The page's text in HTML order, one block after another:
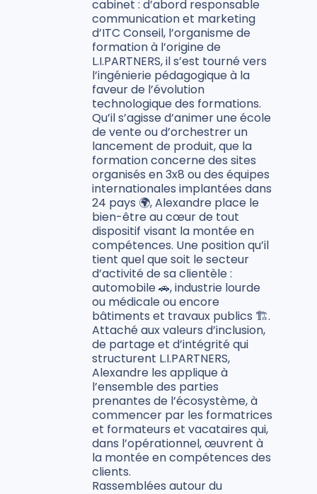
cabinet : d’abord responsable
communication et marketing
d’ITC Conseil, l’organisme de
formation à l’origine de
L.I.PARTNERS, il s’est tourné vers
l’ingénierie pédagogique à la
faveur de l’évolution
technologique des formations.
Qu’il s’agisse d’animer une école
de vente ou d’orchestrer un
lancement de produit, que la
formation concerne des sites
organisés en 3x8 ou des équipes
internationales implantées dans
24 pays 🌍, Alexandre place le
bien-être au cœur de tout
dispositif visant la montée en
compétences. Une position qu’il
tient quel que soit le secteur
d’activité de sa clientèle :
automobile 🚗, industrie lourde
ou médicale ou encore
bâtiments et travaux publics 🏗️.
Attaché aux valeurs d’inclusion,
de partage et d’intégrité qui
structurent L.I.PARTNERS,
Alexandre les applique à
l’ensemble des parties
prenantes de l’écosystème, à
commencer par les formatrices
et formateurs et vacataires qui,
dans l’opérationnel, œuvrent à
la montée en compétences des
clients.
Rassemblées autour du